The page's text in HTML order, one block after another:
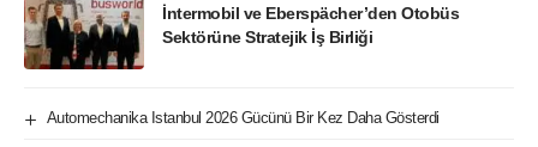
İntermobil ve Eberspächer’den Otobüs
Sektörüne Stratejik İş Birliği
Automechanika Istanbul 2026 Gücünü Bir Kez Daha Gösterdi